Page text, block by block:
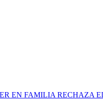
EN FAMILIA